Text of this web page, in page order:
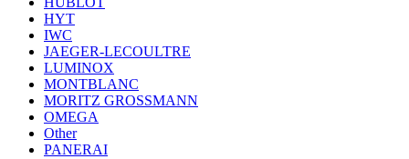
HYT
IWC
JAEGER-LECOULTRE
LUMINOX
MONTBLANC
MORITZ GROSSMANN
OMEGA
Other
PANERAI